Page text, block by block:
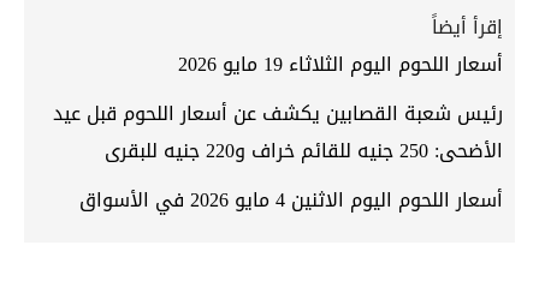
إقرأ أيضاً
أسعار اللحوم اليوم الثلاثاء 19 مايو 2026
رئيس شعبة القصابين يكشف عن أسعار اللحوم قبل عيد
الأضحى: 250 جنيه للقائم خراف و220 جنيه للبقرى
أسعار اللحوم اليوم الاثنين 4 مايو 2026 في الأسواق